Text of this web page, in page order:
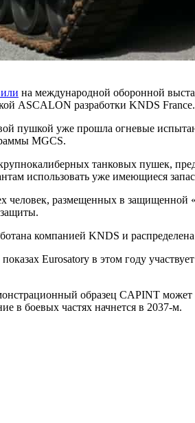
на международной оборонной
ASCALON разработки KNDS
пушкой уже прошла огневые
MGCS.
танковых пушек,
использовать уже имеющиеся
человек, размещенных в защищенной
компанией KNDS и
Eurosatory в этом году
образец CAPINT
в боевых частях начнется в 2037-м.